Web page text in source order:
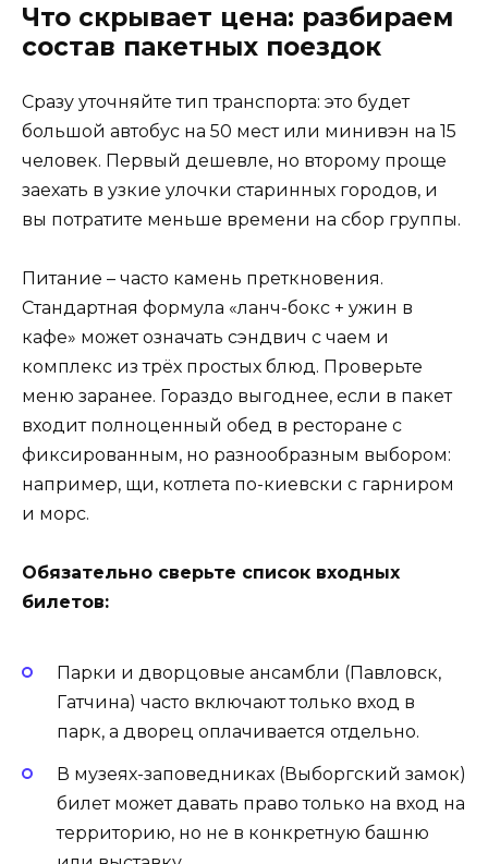
Что скрывает цена: разбираем
состав пакетных поездок
Сразу уточняйте тип транспорта: это будет
большой автобус на 50 мест или минивэн на 15
человек. Первый дешевле, но второму проще
заехать в узкие улочки старинных городов, и
вы потратите меньше времени на сбор группы.
Питание – часто камень преткновения.
Стандартная формула «ланч-бокс + ужин в
кафе» может означать сэндвич с чаем и
комплекс из трёх простых блюд. Проверьте
меню заранее. Гораздо выгоднее, если в пакет
входит полноценный обед в ресторане с
фиксированным, но разнообразным выбором:
например, щи, котлета по-киевски с гарниром
и морс.
Обязательно сверьте список входных
билетов:
Парки и дворцовые ансамбли (Павловск,
Гатчина) часто включают только вход в
парк, а дворец оплачивается отдельно.
В музеях-заповедниках (Выборгский замок)
билет может давать право только на вход на
территорию, но не в конкретную башню